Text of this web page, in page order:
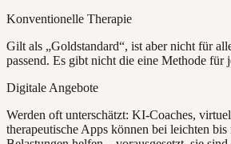
Konventionelle Therapie
Gilt als „Goldstandard“, ist aber nicht für
passend. Es gibt nicht die eine Methode für
Digitale Angebote
Werden oft unterschätzt: KI-Coaches,
therapeutische Apps können bei leichten bis